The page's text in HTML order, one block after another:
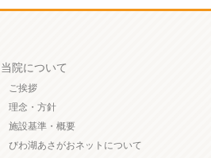
当院について
ご挨拶
理念・方針
施設基準・概要
びわ湖あさがおネットについて